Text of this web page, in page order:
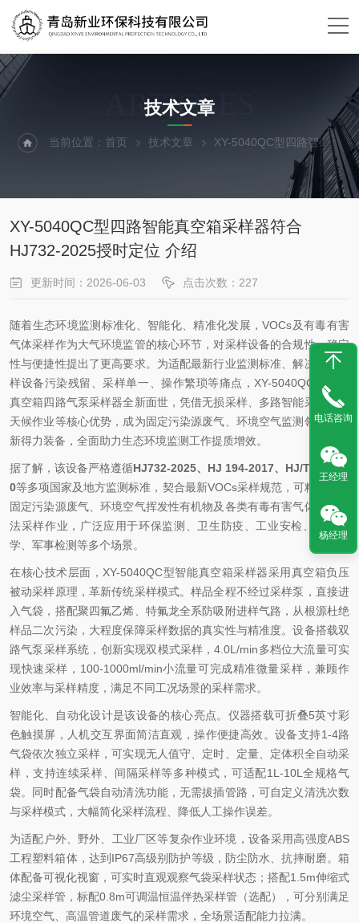
ARTICLES
技术文章
当前位置：首页 技术文章 XY-5040QC型四路智能真空箱采样器符合HJ732-2025授时定位 介绍
XY-5040QC型四路智能真空箱采样器符合
HJ732-2025授时定位 介绍
更新时间：2026-06-03 点击次数：227
随着生态环境监测标准化、智能化、精准化发展，VOCs及有毒有害
气体采样作为大气环境监管的核心环节，对采样设备的合规性、稳定
性与便捷性提出了更高要求。为适配最新行业监测标准、解决传统采
样设备污染残留、采样单一、操作繁琐等痛点，XY-5040QC型智能
真空箱四路气泵采样器全新面世，凭借无损采样、多路智能采集、全
天候作业等核心优势，成为固定污染源废气、环境空气监测领域的全
新得力装备，全面助力生态环境监测工作提质增效。
据了解，该设备严格遵循HJ732-2025、HJ 194-2017、HJ/T 55-200
0等多项国家及地方监测标准，契合最新VOCs采样规范，可精准适配
固定污染源废气、环境空气挥发性有机物及各类有毒有害气体的气袋
法采样作业，广泛应用于环保监测、卫生防疫、工业安检、科研教
学、军事检测等多个场景。
在核心技术层面，XY-5040QC型智能真空箱采样器采用真空箱负压
被动采样原理，革新传统采样模式。样品全程不经过采样泵，直接进
入气袋，搭配聚四氟乙烯、特氟龙全系防吸附进样气路，从根源杜绝
样品二次污染，大程度保障采样数据的真实性与精准度。设备搭载双
路气泵采样系统，创新实现双模式采样，4.0L/min多档位大流量可实
现快速采样，100-1000ml/min小流量可完成精准微量采样，兼顾作
业效率与采样精度，满足不同工况场景的采样需求。
智能化、自动化设计是该设备的核心亮点。仪器搭载可折叠5英寸彩
色触摸屏，人机交互界面简洁直观，操作便捷高效。设备支持1-4路
气袋依次独立采样，可实现无人值守、定时、定量、定体积全自动采
样，支持连续采样、间隔采样等多种模式，可适配1L-10L全规格气
袋。同时配备气袋自动清洗功能，无需拔插管路，可自定义清洗次数
与采样模式，大幅简化采样流程、降低人工操作误差。
为适配户外、野外、工业厂区等复杂作业环境，设备采用高强度ABS
工程塑料箱体，达到IP67高级别防护等级，防尘防水、抗摔耐磨。箱
体配备可视化视窗，可实时直观观察气袋采样状态；搭配1.5m伸缩式
滤尘采样管，标配0.8m可调温恒温伴热采样管（选配），可分别满足
环境空气、高温管道废气的采样需求，全场景适配能力拉满。
电话咨询
王经理
杨经理